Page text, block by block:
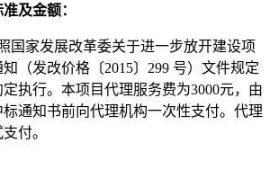
及金额：
国家发展改革委关于进一步放开建设项
（发改价格〔2015〕299 号）文件规定
定执行。 本项目代理服务费为3000元， 由
通知书前向代理机构一次性支付。代理
付。